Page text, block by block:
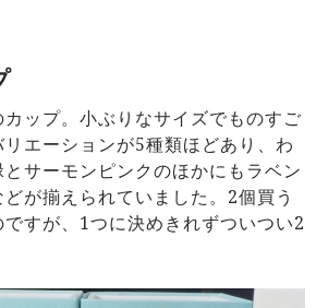
ップ。小ぶりなサイズでものすご
エーションが5種類ほどあり、わ
サーモンピンクのほかにもラベン
が揃えられていました。2個買う
すが、1つに決めきれずついつい2